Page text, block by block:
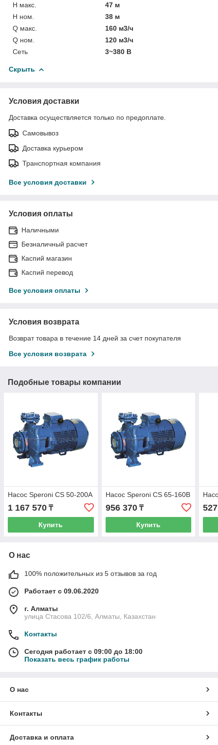
H макс.
47 м
H ном.
38 м
Q макс.
160 м3/ч
Q ном.
120 м3/ч
Сеть
3~380 В
Скрыть
Условия доставки
Доставка осуществляется только по предоплате.
Самовывоз
Доставка курьером
Транспортная компания
Все условия доставки
Условия оплаты
Наличными
Безналичный расчет
Каспий магазин
Каспий перевод
Все условия оплаты
Условия возврата
Возврат товара в течение 14 дней за счет покупателя
Все условия возврата
Подобные товары компании
Насос Speroni CS 50-200A
1 167 570 ₸
Купить
Насос Speroni CS 65-160B
956 370₸
Купить
О нас
100% положительных из 5 отзывов за год
Работает с 09.06.2020
г. Алматы
улица Стасова 102/6, Алматы, Казахстан
Контакты
Сегодня работает с 09:00 до 18:00
Показать весь график работы
О нас
Контакты
Доставка и оплата